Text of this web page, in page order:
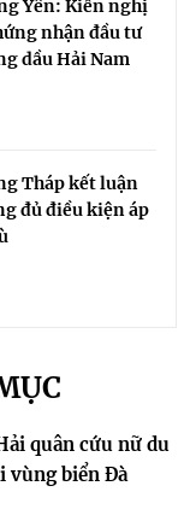
Yên: Kiến nghị
nhận đầu tư
dầu Hải Nam
Tháp kết luận
đủ điều kiện áp
quân cứu nữ du
vùng biển Đà